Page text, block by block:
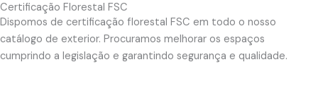
Certificação Florestal FSC
Dispomos de certificação florestal FSC em todo o nosso
catálogo de exterior. Procuramos melhorar os espaços
cumprindo a legislação e garantindo segurança e qualidade.